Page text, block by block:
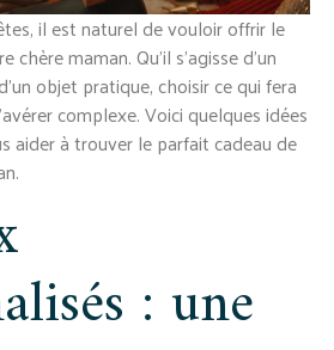
il est naturel de vouloir offrir le
chère maman. Qu’il s’agisse d’un
objet pratique, choisir ce qui fera
complexe. Voici quelques idées
aider à trouver le parfait cadeau de
: une